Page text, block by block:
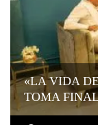
«LA VIDA
TOMA